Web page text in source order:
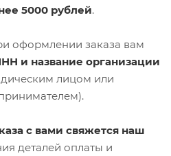
5000 рублей.
оформлении заказа вам
и название организации
лицом или
с вами свяжется наш
деталей оплаты и